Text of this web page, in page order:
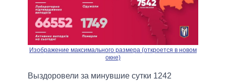
Изображение максимального размера (откроется в новом
окне)
Выздоровели за минувшие сутки 1242